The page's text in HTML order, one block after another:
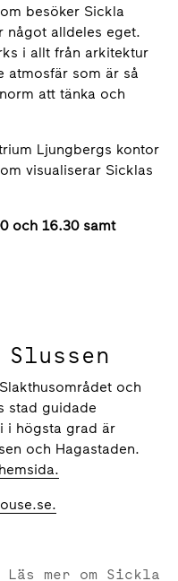
besöker Sickla
något alldeles eget.
i allt från arkitektur
atmosfär som är så
att tänka och
Ljungbergs kontor
visualiserar Sicklas
och 16.30 samt
Slussen
och
stad guidade
i högsta grad är
och Hagastaden.
innovation och
Läs mer om Sickla